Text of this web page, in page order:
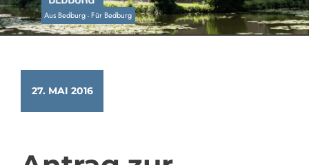
Aus Bedburg - Für Bedburg
27. MAI 2016